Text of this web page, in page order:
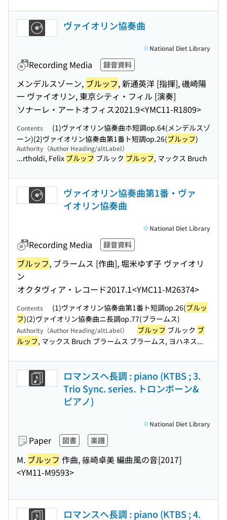
ヴァイオリン協奏曲
Recording Media 録音資料
メンデルスゾーン, ブルッフ, 新通英洋 [指揮], 磯崎陽
一 ヴァイオリン, 東京シティ・フィル [演奏]
ソナーレ・アートオフィス2021.9<YMC11-R1809>
National Diet Library
Contents
(1)ヴァイオリン協奏曲ホ短調op.64(メンデルスゾ
ーン)(2)ヴァイオリン協奏曲第1番ト短調op.26(ブルッフ)
Authority（Author Heading/altLabel）
...rtholdi, Felix ブルッフ ブルック ブルッフ, マックス Bruch
ヴァイオリン協奏曲第1番・ヴァ
イオリン協奏曲
Recording Media 録音資料
ブルッフ, ブラームス [作曲], 堀米ゆず子 ヴァイオリ
ン
オクタヴィア・レコード2017.1<YMC11-M26374>
National Diet Library
Contents (1)ヴァイオリン協奏曲第1番ト短調op.26(ブルッ
フ)(2)ヴァイオリン協奏曲ニ長調op.77(ブラームス)
Authority（Author Heading/altLabel） ブルッフ ブルック ブ
ルッフ, マックス Bruch ブラームス ブラームス, ヨハネス...
ロマンスヘ長調 : piano (KTBS ; 3.
Trio Sync. series. トロンボーン&
ピアノ)
Paper 図書 楽譜
M. ブルッフ 作曲, 篠崎卓美 編曲風の音[2017]
<YM11-M9593>
National Diet Library
ロマンスヘ長調 : piano (KTBS ; 4.